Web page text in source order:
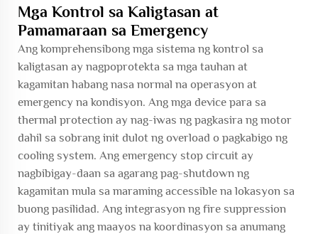
Mga Kontrol sa Kaligtasan at
Pamamaraan sa Emergency
Ang komprehensibong mga sistema ng kontrol sa
kaligtasan ay nagpoprotekta sa mga tauhan at
kagamitan habang nasa normal na operasyon at
emergency na kondisyon. Ang mga device para sa
thermal protection ay nag-iwas ng pagkasira ng motor
dahil sa sobrang init dulot ng overload o pagkabigo ng
cooling system. Ang emergency stop circuit ay
nagbibigay-daan sa agarang pag-shutdown ng
kagamitan mula sa maraming accessible na lokasyon sa
buong pasilidad. Ang integrasyon ng fire suppression
ay tinitiyak ang maayos na koordinasyon sa anumang